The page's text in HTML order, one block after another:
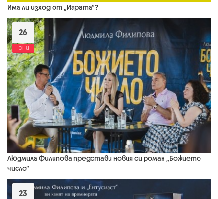
Има ли изход от „Играта“?
26
юни
Людмила Филипова представи новия си роман „Божието
число“
23